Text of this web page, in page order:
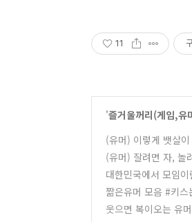
11
'즐거울꺼리(게임,유
(유머) 이렇게 뱃살
(유머) 잘려면 자, 놀
대한민국에서 모임
짦은유머 모음 #키
웃으면 복이오는 유